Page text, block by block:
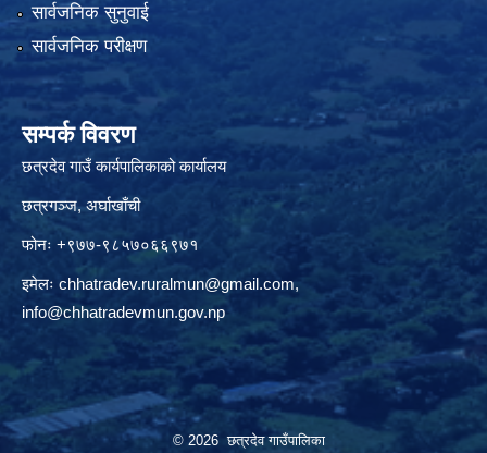
सार्वजनिक सुनुवाई
सार्वजनिक परीक्षण
सम्पर्क विवरण
छत्रदेव गाउँ कार्यपालिकाको कार्यालय
छत्रगञ्ज, अर्घाखाँची
फोनः +९७७-९८५७०६६९७१
इमेलः chhatradev.ruralmun@gmail.com,
info@chhatradevmun.gov.np
© 2026 छत्रदेव गाउँपालिका